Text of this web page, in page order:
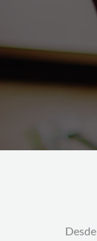
Desde